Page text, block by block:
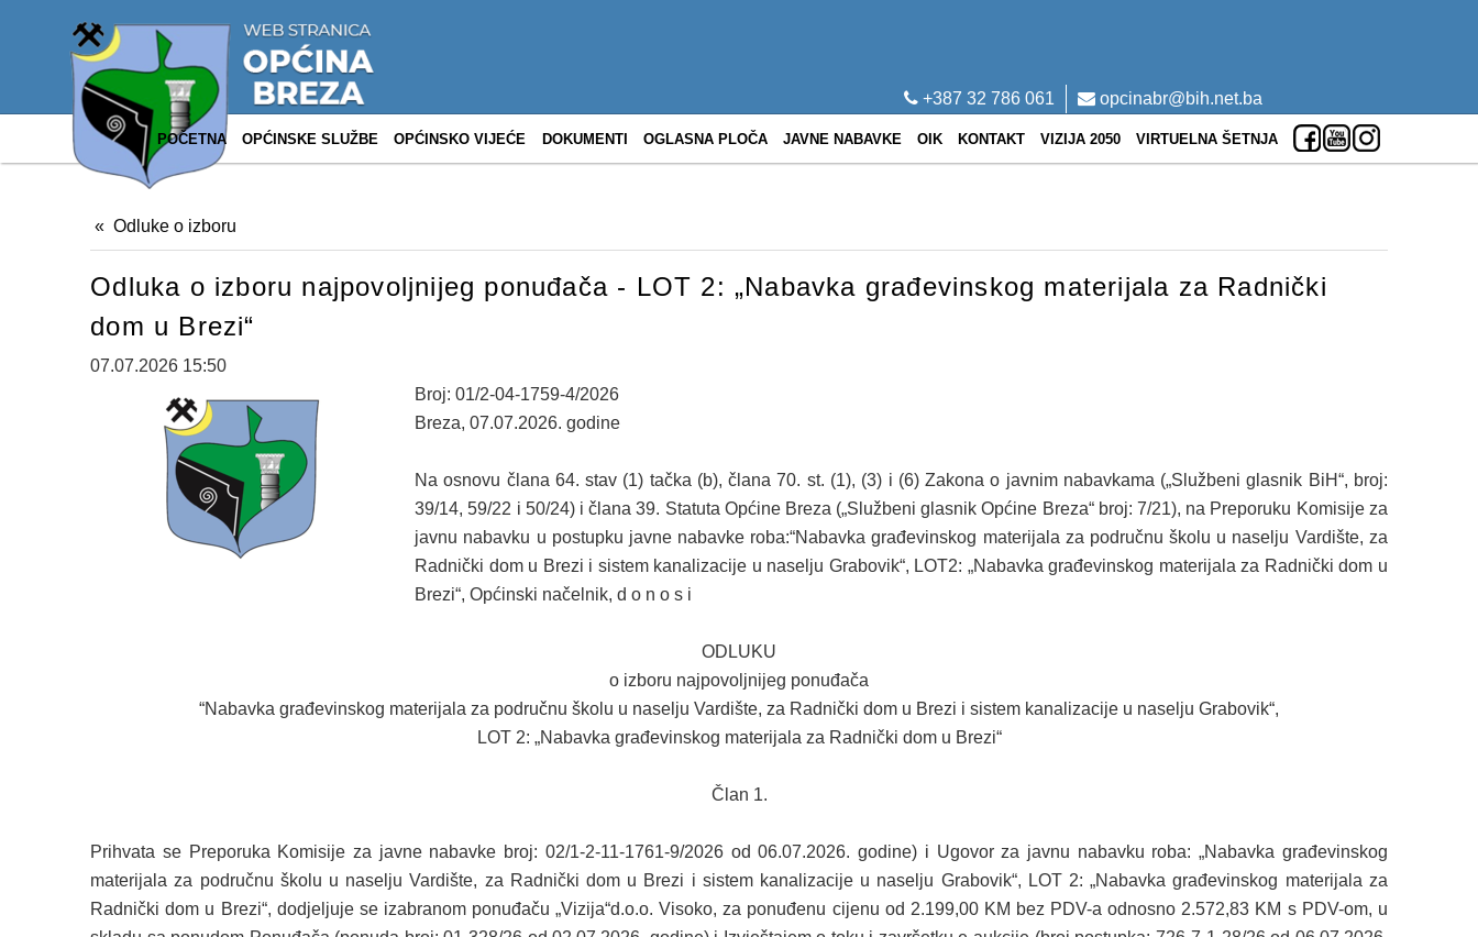
+387 32 786 061 opcinabr@bih.net.ba
POČETNA OPĆINSKE SLUŽBE OPĆINSKO VIJEĆE DOKUMENTI OGLASNA PLOČA JAVNE NABAVKE OIK KONTAKT VIZIJA 2050 VIRTUELNA ŠETNJA
Odluke o izboru
Оdluka o izboru najpovoljnijeg ponuđača - LOT 2: „Nabavka građevinskog materijala za Radnički
dom u Brezi“
07.07.2026 15:50
Broj: 01/2-04-1759-4/2026
Breza, 07.07.2026. godine
Na osnovu člana 64. stav (1) tačka (b), člana 70. st. (1), (3) i (6) Zakona o javnim nabavkama („Službeni glasnik BiH“, broj:
39/14, 59/22 i 50/24) i člana 39. Statuta Općine Breza („Službeni glasnik Općine Breza“ broj: 7/21), na Preporuku Komisije za
javnu nabavku u postupku javne nabavke roba:“Nabavka građevinskog materijala za područnu školu u naselju Vardište, za
Radnički dom u Brezi i sistem kanalizacije u naselju Grabovik“, LOT2: „Nabavka građevinskog materijala za Radnički dom u
Brezi“, Općinski načelnik, d o n o s i
ОDLUKU
o izboru najpovoljnijeg ponuđača
“Nabavka građevinskog materijala za područnu školu u naselju Vardište, za Radnički dom u Brezi i sistem kanalizacije u naselju Grabovik“,
LOT 2: „Nabavka građevinskog materijala za Radnički dom u Brezi“
Član 1.
Prihvata se Preporuka Komisije za javne nabavke broj: 02/1-2-11-1761-9/2026 od 06.07.2026. godine) i Ugovor za javnu nabavku roba: „Nabavka građevinskog
materijala za područnu školu u naselju Vardište, za Radnički dom u Brezi i sistem kanalizacije u naselju Grabovik“, LOT 2: „Nabavka građevinskog materijala za
Radnički dom u Brezi“, dodjeljuje se izabranom ponuđaču „Vizija“d.o.o. Visoko, za ponuđenu cijenu od 2.199,00 KM bez PDV-a odnosno 2.572,83 KM s PDV-om, u